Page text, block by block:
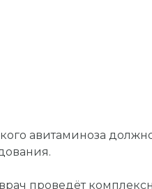
авитаминоза
проведёт